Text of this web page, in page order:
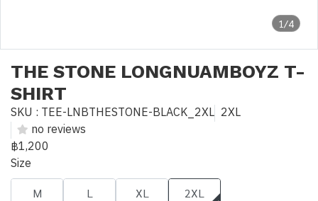
1/4
THE STONE LONGNUAMBOYZ T-
SHIRT
SKU : TEE-LNBTHESTONE-BLACK_2XL 2XL
no reviews
฿1,200
Size
M L XL 2XL